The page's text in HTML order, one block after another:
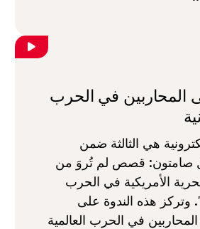
المحاربين في الحرب
هي الثالثة ضمن
صامتون: قصص لم تُروَ من
الأمريكية في الحرب
وتركز هذه الندوة على
في الحرب العالمية